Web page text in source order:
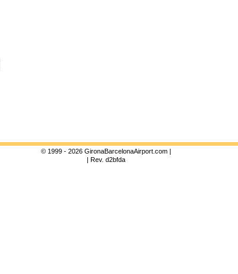
© 1999 - 2026 GironaBarcelonaAirport.com |
| Rev. d2bfda